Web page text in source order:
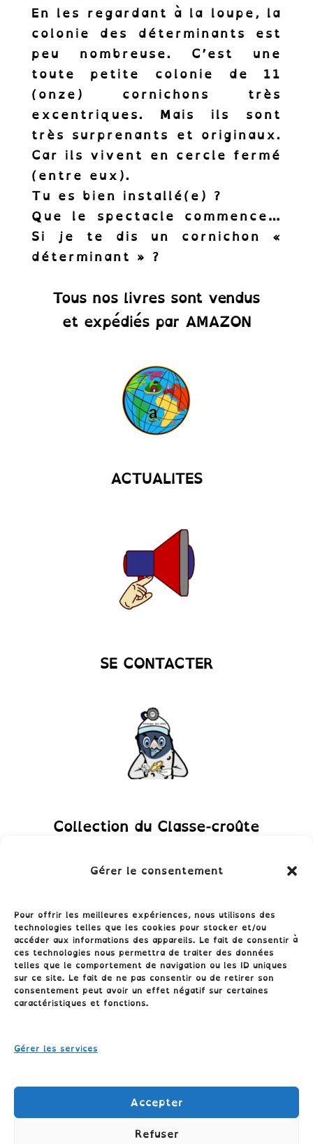
Gérer le consentement
Pour offrir les meilleures expériences, nous utilisons des
technologies telles que les cookies pour stocker et/ou
accéder aux informations des appareils. Le fait de consentir à
ces technologies nous permettra de traiter des données
telles que le comportement de navigation ou les ID uniques
sur ce site. Le fait de ne pas consentir ou de retirer son
consentement peut avoir un effet négatif sur certaines
caractéristiques et fonctions.
Gérer les services
Accepter
Refuser
En les regardant à la loupe, la
colonie des déterminants est
peu nombreuse. C’est une
toute petite colonie de 11
(onze) cornichons très
excentriques. Mais ils sont
très surprenants et originaux.
Car ils vivent en cercle fermé
(entre eux).
Tu es bien installé(e) ?
Que le spectacle commence…
Si je te dis un cornichon «
déterminant » ?
Tous nos livres sont vendus
et expédiés par AMAZON
ACTUALITES
SE CONTACTER
Collection du Classe-croûte
Conditions générales
Politique de cookies (UE)
Politique de confidentialité
Abonnez-vous à
notre Newsletter.
Recevez les news des cornichons de
l’inclusion.
S'abonner !